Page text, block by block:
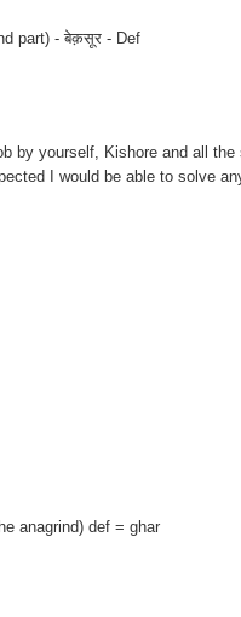
part) - बेक़सूर - Def
by yourself, Kishore and all
I would be able to solve
anagrind) def = ghar